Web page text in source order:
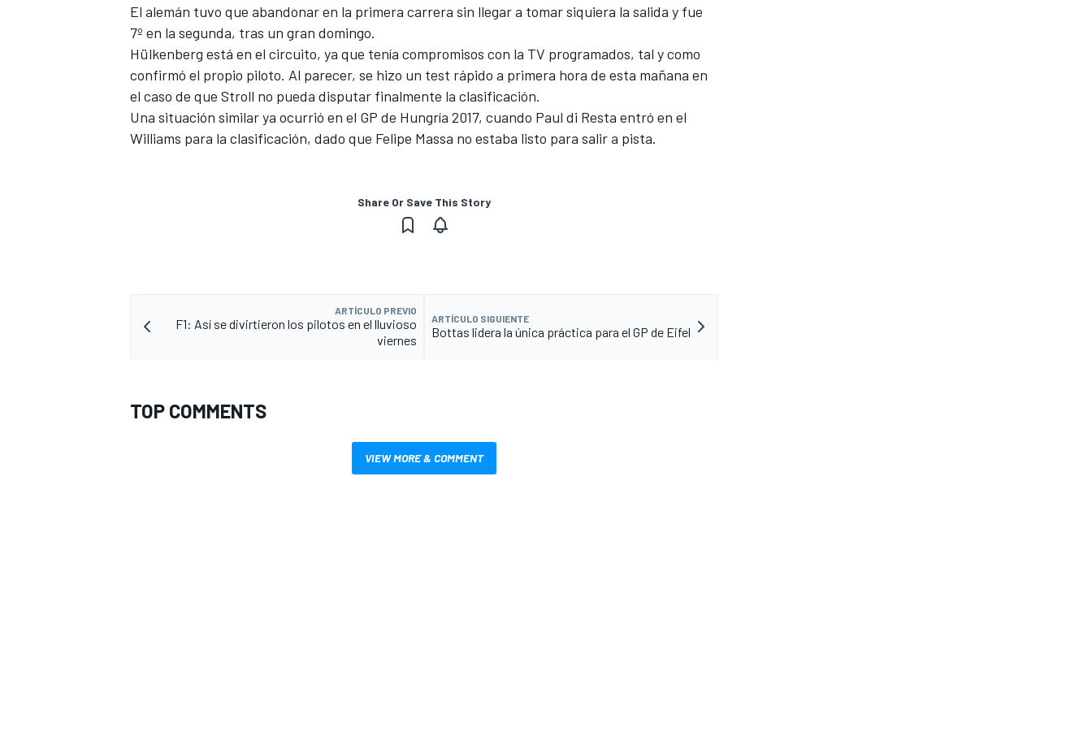
El alemán tuvo que abandonar en la primera carrera sin llegar a tomar siquiera la salida y fue
7º en la segunda, tras un gran domingo.
Hülkenberg está en el circuito, ya que tenía compromisos con la TV programados, tal y como
confirmó el propio piloto. Al parecer, se hizo un test rápido a primera hora de esta mañana en
el caso de que Stroll no pueda disputar finalmente la clasificación.
Una situación similar ya ocurrió en el GP de Hungría 2017, cuando Paul di Resta entró en el
Williams para la clasificación, dado que Felipe Massa no estaba listo para salir a pista.
Share Or Save This Story
ARTÍCULO PREVIO
F1: Así se divirtieron los pilotos en el lluvioso
viernes
ARTÍCULO SIGUIENTE
Bottas lidera la única práctica para el GP de Eifel
TOP COMMENTS
VIEW MORE & COMMENT